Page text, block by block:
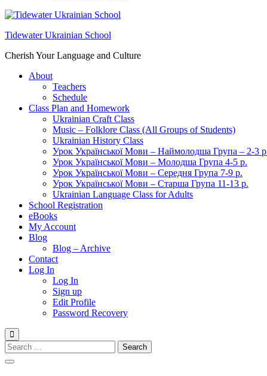
Tidewater Ukrainian School
Cherish Your Language and Culture
About
Teachers
Schedule
Class Plan and Homework
Ukrainian Craft Class
Music – Folklore Class (All Groups of Students)
Ukrainian History Class
Урок Української Мови – Наймолодша Група – 2-3
Урок Української Мови – Молодша Група 4-5 р.
Урок Української Мови – Середня Група 7-9 р.
Урок Української Мови – Старша Група 11-13 р.
Ukrainian Language Class for Adults
School Registration
eBooks
My Account
Blog
Blog – Archive
Contact
Log In
Log In
Sign up
Edit Profile
Password Recovery
Search
for: